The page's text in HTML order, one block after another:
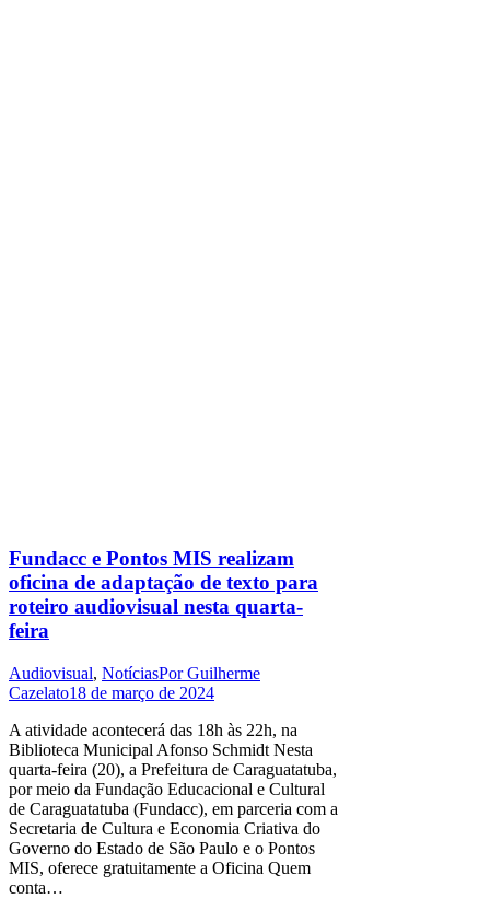
Fundacc e Pontos MIS realizam
oficina de adaptação de texto para
roteiro audiovisual nesta quarta-
feira
Audiovisual, NotíciasPorGuilherme
Cazelato18 de março de 2024
A atividade acontecerá das 18h às 22h, na
Biblioteca Municipal Afonso Schmidt Nesta
quarta-feira (20), a Prefeitura de Caraguatatuba,
por meio da Fundação Educacional e Cultural
de Caraguatatuba (Fundacc), em parceria com a
Secretaria de Cultura e Economia Criativa do
Governo do Estado de São Paulo e o Pontos
MIS, oferece gratuitamente a Oficina Quem
conta…